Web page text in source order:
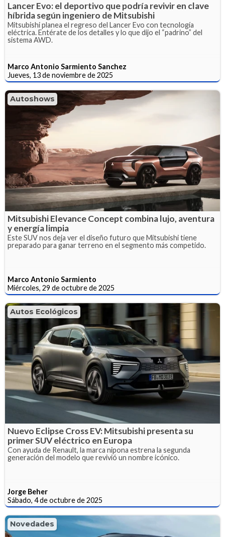
Lancer Evo: el deportivo que podría revivir en clave
híbrida según ingeniero de Mitsubishi
Mitsubishi planea el regreso del Lancer Evo con tecnología
eléctrica. Entérate de los detalles y lo que dijo el “padrino” del
sistema AWD.
Marco Antonio Sarmiento Sanchez
Jueves, 13 de noviembre de 2025
Autoshows
Mitsubishi Elevance Concept combina lujo, aventura
y energía limpia
Este SUV nos deja ver el diseño futuro que Mitsubishi tiene
preparado para ganar terreno en el segmento más competido.
Marco Antonio Sarmiento
Miércoles, 29 de octubre de 2025
Autos Ecológicos
Nuevo Eclipse Cross EV: Mitsubishi presenta su
primer SUV eléctrico en Europa
Con ayuda de Renault, la marca nipona estrena la segunda
generación del modelo que revivió un nombre icónico.
Jorge Beher
Sábado, 4 de octubre de 2025
Novedades